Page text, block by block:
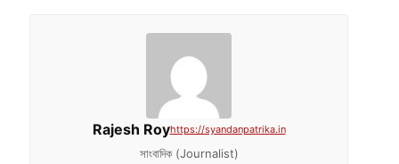
Rajesh Royhttps://syandanpatrika.in
সাংবাদিক (Journalist)